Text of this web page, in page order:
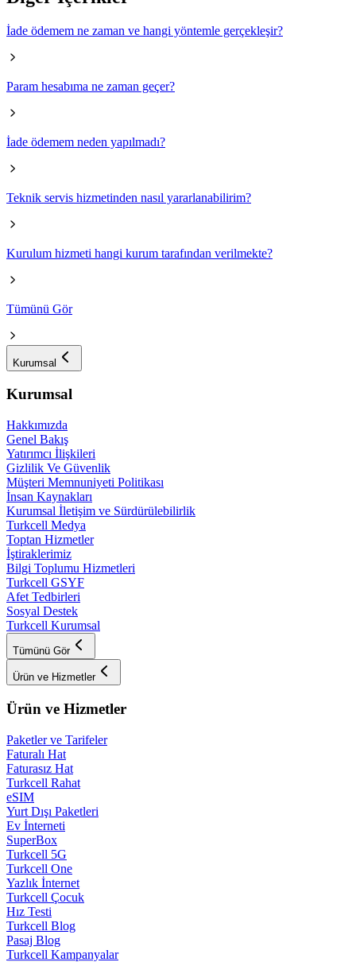
İade ödemem ne zaman ve hangi yöntemle gerçekleşir?
Param hesabıma ne zaman geçer?
İade ödemem neden yapılmadı?
Teknik servis hizmetinden nasıl yararlanabilirim?
Kurulum hizmeti hangi kurum tarafından verilmekte?
Tümünü Gör
Kurumsal
Kurumsal
Hakkımızda
Genel Bakış
Yatırımcı İlişkileri
Gizlilik Ve Güvenlik
Müşteri Memnuniyeti Politikası
İnsan Kaynakları
Kurumsal İletişim ve Sürdürülebilirlik
Turkcell Medya
Toptan Hizmetler
İştiraklerimiz
Bilgi Toplumu Hizmetleri
Turkcell GSYF
Afet Tedbirleri
Sosyal Destek
Turkcell Kurumsal
Tümünü Gör
Ürün ve Hizmetler
Ürün ve Hizmetler
Paketler ve Tarifeler
Faturalı Hat
Faturasız Hat
Turkcell Rahat
eSIM
Yurt Dışı Paketleri
Ev İnterneti
SuperBox
Turkcell 5G
Turkcell One
Yazlık İnternet
Turkcell Çocuk
Hız Testi
Turkcell Blog
Pasaj Blog
Turkcell Kampanyalar